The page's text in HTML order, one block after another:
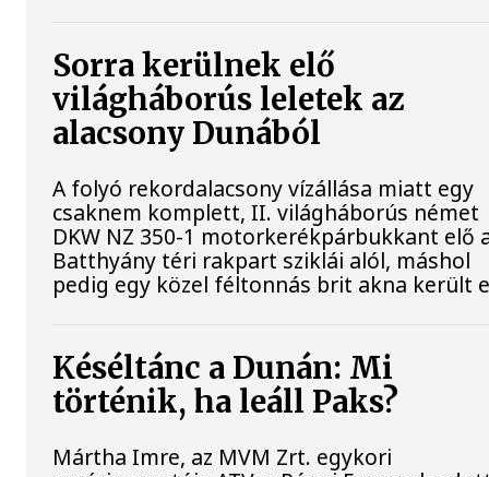
Sorra kerülnek elő
világháborús leletek az
alacsony Dunából
A folyó rekordalacsony vízállása miatt egy
csaknem komplett, II. világháborús német
DKW NZ 350-1 motorkerékpárbukkant elő
Batthyány téri rakpart sziklái alól, máshol
pedig egy közel féltonnás brit akna került
Késéltánc a Dunán: Mi
történik, ha leáll Paks?
Mártha Imre, az MVM Zrt. egykori